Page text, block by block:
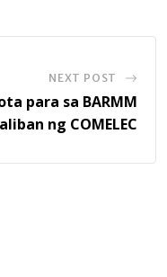
NEXT POST
para sa BARMM
ng COMELEC